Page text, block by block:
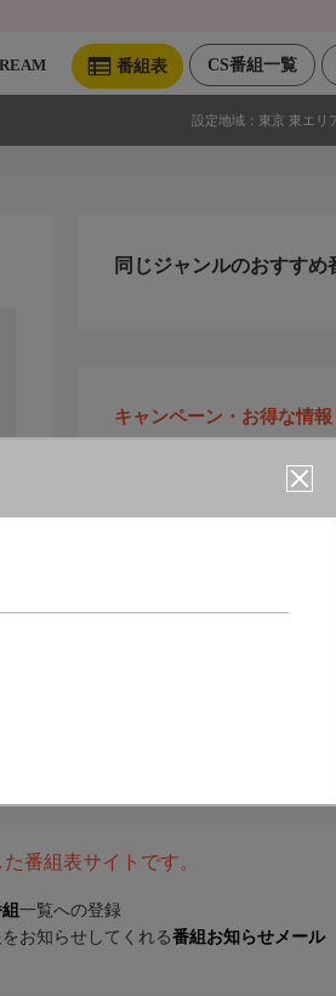
CS番組一覧
番組表
設定地域： 東京 東エリ
同じジャンルのおすすめ
キャンペーン・お得な情報
番組表サイトです。
一覧への登録
お知らせしてくれる番組お知らせメール